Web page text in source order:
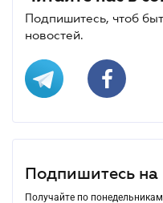
Подпишитесь, чтоб
новостей.
Подпишитесь на
Получайте по